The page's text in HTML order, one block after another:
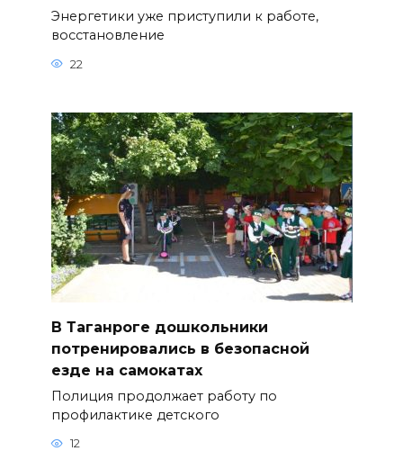
Энергетики уже приступили к работе,
восстановление
22
В Таганроге дошкольники
потренировались в безопасной
езде на самокатах
Полиция продолжает работу по
профилактике детского
12